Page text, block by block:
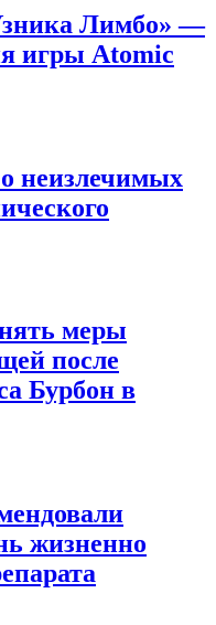
Лимбо» —
игры Atomic
неизлечимых
меры
после
Бурбон в
жизненно